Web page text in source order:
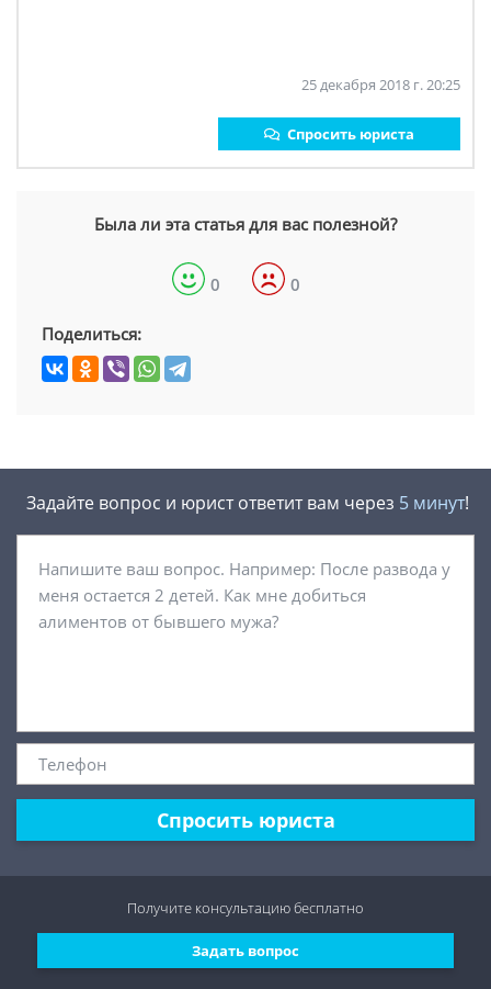
25 декабря 2018 г. 20:25
Спросить юриста
Была ли эта статья для вас полезной?
0 0
Поделиться:
Задайте вопрос и юрист ответит вам через 5 минут!
Спросить юриста
Задать вопрос
Получите консультациюбесплатно